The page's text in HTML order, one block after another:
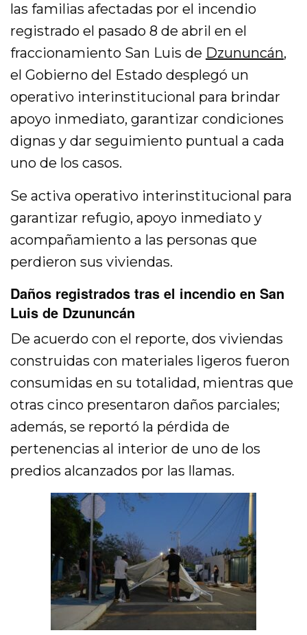
las familias afectadas por el incendio
registrado el pasado 8 de abril en el
fraccionamiento San Luis de Dzununcán,
el Gobierno del Estado desplegó un
operativo interinstitucional para brindar
apoyo inmediato, garantizar condiciones
dignas y dar seguimiento puntual a cada
uno de los casos.
Se activa operativo interinstitucional para
garantizar refugio, apoyo inmediato y
acompañamiento a las personas que
perdieron sus viviendas.
Daños registrados tras el incendio en San
Luis de Dzununcán
De acuerdo con el reporte, dos viviendas
construidas con materiales ligeros fueron
consumidas en su totalidad, mientras que
otras cinco presentaron daños parciales;
además, se reportó la pérdida de
pertenencias al interior de uno de los
predios alcanzados por las llamas.